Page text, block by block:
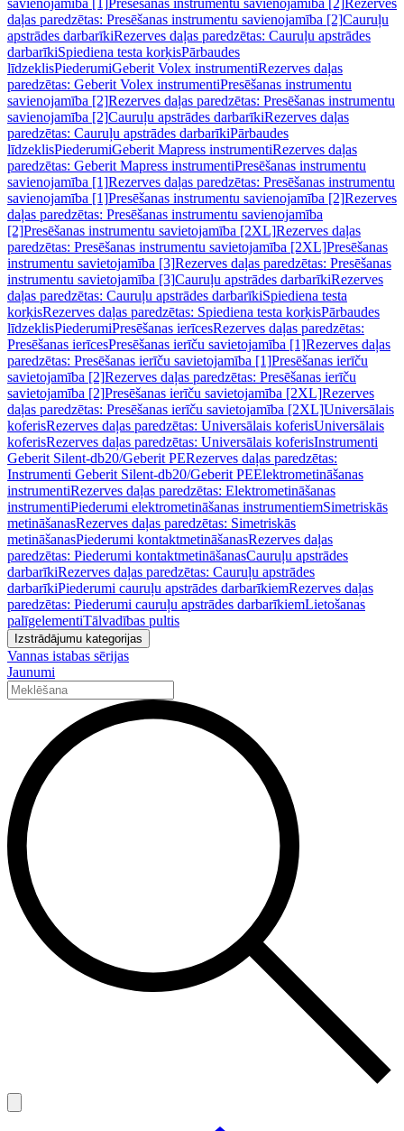
savienojamība [1]Presēšanas instrumentu savienojamība [2]Rezerves
daļas paredzētas: Presēšanas instrumentu savienojamība [2]Cauruļu
apstrādes darbarīkiRezerves daļas paredzētas: Cauruļu apstrādes
darbarīkiSpiediena testa korķisPārbaudes
līdzeklisPiederumiGeberit Volex instrumentiRezerves daļas
paredzētas: Geberit Volex instrumentiPresēšanas instrumentu
savienojamība [2]Rezerves daļas paredzētas: Presēšanas instrumentu
savienojamība [2]Cauruļu apstrādes darbarīkiRezerves daļas
paredzētas: Cauruļu apstrādes darbarīkiPārbaudes
līdzeklisPiederumiGeberit Mapress instrumentiRezerves daļas
paredzētas: Geberit Mapress instrumentiPresēšanas instrumentu
savienojamība [1]Rezerves daļas paredzētas: Presēšanas instrumentu
savienojamība [1]Presēšanas instrumentu savienojamība [2]Rezerves
daļas paredzētas: Presēšanas instrumentu savienojamība
[2]Presēšanas instrumentu savietojamība [2XL]Rezerves daļas
paredzētas: Presēšanas instrumentu savietojamība [2XL]Presēšanas
instrumentu savietojamība [3]Rezerves daļas paredzētas: Presēšanas
instrumentu savietojamība [3]Cauruļu apstrādes darbarīkiRezerves
daļas paredzētas: Cauruļu apstrādes darbarīkiSpiediena testa
korķisRezerves daļas paredzētas: Spiediena testa korķisPārbaudes
līdzeklisPiederumiPresēšanas ierīcesRezerves daļas paredzētas:
Presēšanas ierīcesPresēšanas ierīču savietojamība [1]Rezerves daļas
paredzētas: Presēšanas ierīču savietojamība [1]Presēšanas ierīču
savietojamība [2]Rezerves daļas paredzētas: Presēšanas ierīču
savietojamība [2]Presēšanas ierīču savietojamība [2XL]Rezerves
daļas paredzētas: Presēšanas ierīču savietojamība [2XL]Universālais
koferisRezerves daļas paredzētas: Universālais koferisUniversālais
koferisRezerves daļas paredzētas: Universālais koferisInstrumenti
Geberit Silent-db20/Geberit PERezerves daļas paredzētas:
Instrumenti Geberit Silent-db20/Geberit PEElektrometināšanas
instrumentiRezerves daļas paredzētas: Elektrometināšanas
instrumentiPiederumi elektrometināšanas instrumentiemSimetriskās
metināšanasRezerves daļas paredzētas: Simetriskās
metināšanasPiederumi kontaktmetināšanasRezerves daļas
paredzētas: Piederumi kontaktmetināšanasCauruļu apstrādes
darbarīkiRezerves daļas paredzētas: Cauruļu apstrādes
darbarīkiPiederumi cauruļu apstrādes darbarīkiemRezerves daļas
paredzētas: Piederumi cauruļu apstrādes darbarīkiemLietošanas
palīgelementiTālvadības pultis
Izstrādājumu kategorijas
Vannas istabas sērijas
Jaunumi